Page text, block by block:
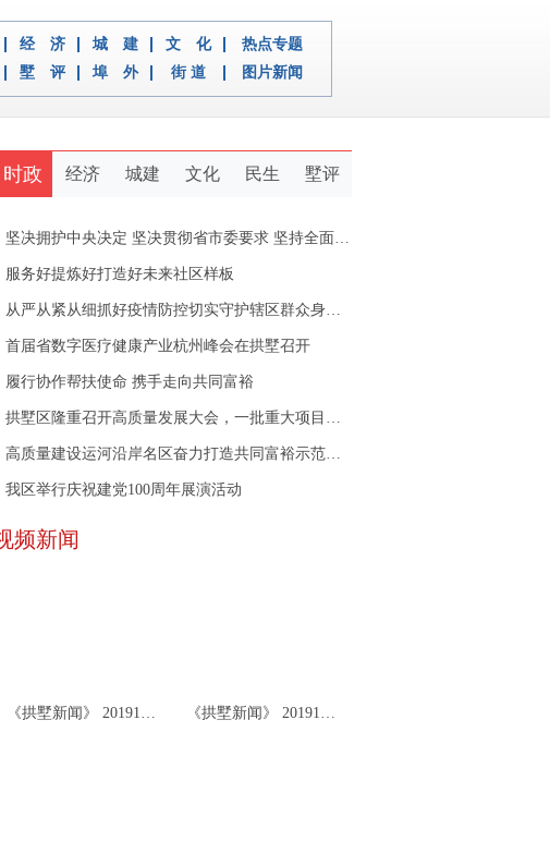
经 济 城 建 文 化
热点专题
墅 评 埠 外 街 道 图片新闻
时政 经济 城建 文化 民生 墅评
坚决拥护中央决定 坚决贯彻省市委要求 坚持全面从严治党推动新拱墅经济社会又好又快发展
服务好提炼好打造好未来社区样板
从严从紧从细抓好疫情防控切实守护辖区群众身体健康
首届省数字医疗健康产业杭州峰会在拱墅召开
履行协作帮扶使命 携手走向共同富裕
拱墅区隆重召开高质量发展大会，一批重大项目开工签约
高质量建设运河沿岸名区奋力打造共同富裕示范区拱墅样本
我区举行庆祝建党100周年展演活动
频新闻
《拱墅新闻》 20191126 《拱墅新闻》 20191122